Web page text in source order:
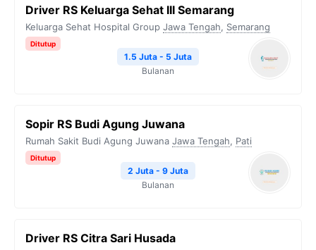
Driver RS Keluarga Sehat III Semarang
Keluarga Sehat Hospital Group Jawa Tengah, Semarang
Ditutup
1.5 Juta - 5 Juta
Bulanan
Sopir RS Budi Agung Juwana
Rumah Sakit Budi Agung Juwana Jawa Tengah, Pati
Ditutup
2 Juta - 9 Juta
Bulanan
Driver RS Citra Sari Husada